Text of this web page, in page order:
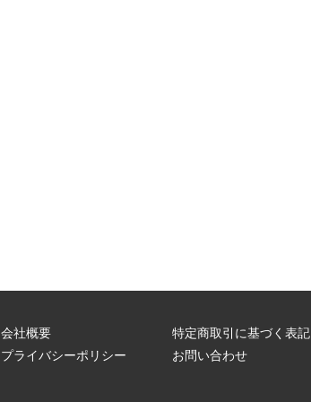
会社概要
プライバシーポリシー
特定商取引に基づく表記
お問い合わせ